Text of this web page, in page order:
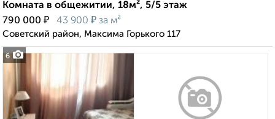
6
Комната в общежитии, 18м², 5/5 этаж
790 000 ₽ 43 900 ₽ за м²
Советский район, Максима Горького 117